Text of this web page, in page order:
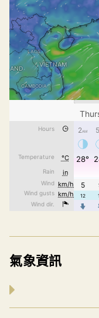
氣象資訊